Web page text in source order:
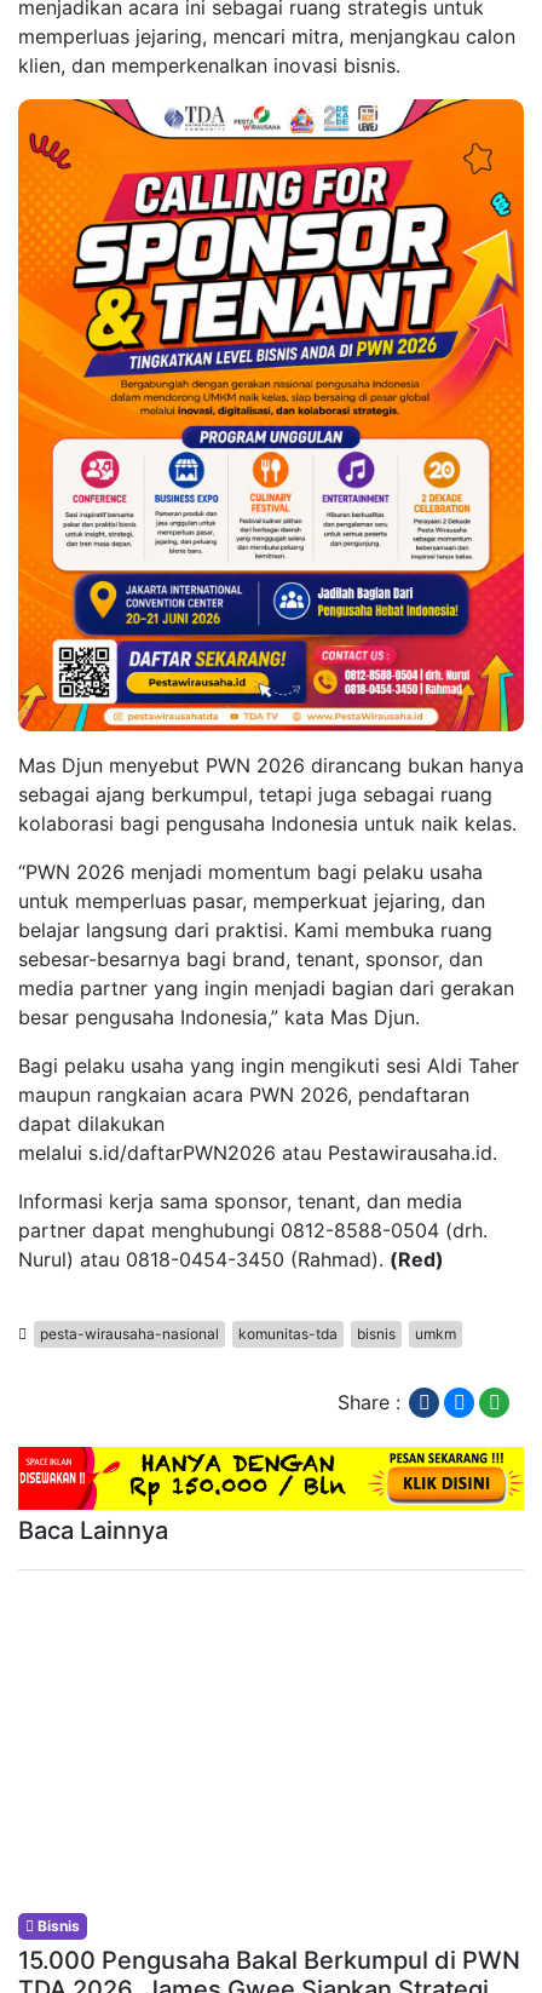
menjadikan acara ini sebagai ruang strategis untuk
memperluas jejaring, mencari mitra, menjangkau calon
klien, dan memperkenalkan inovasi bisnis.
Mas Djun menyebut PWN 2026 dirancang bukan hanya
sebagai ajang berkumpul, tetapi juga sebagai ruang
kolaborasi bagi pengusaha Indonesia untuk naik kelas.
“PWN 2026 menjadi momentum bagi pelaku usaha
untuk memperluas pasar, memperkuat jejaring, dan
belajar langsung dari praktisi. Kami membuka ruang
sebesar-besarnya bagi brand, tenant, sponsor, dan
media partner yang ingin menjadi bagian dari gerakan
besar pengusaha Indonesia,” kata Mas Djun.
Bagi pelaku usaha yang ingin mengikuti sesi Aldi Taher
maupun rangkaian acara PWN 2026, pendaftaran
dapat dilakukan
melalui s.id/daftarPWN2026 atau Pestawirausaha.id.
Informasi kerja sama sponsor, tenant, dan media
partner dapat menghubungi 0812-8588-0504 (drh.
Nurul) atau 0818-0454-3450 (Rahmad). (Red)
pesta-wirausaha-nasional komunitas-tda bisnis umkm
Share :
Baca Lainnya
Bisnis
15.000 Pengusaha Bakal Berkumpul di PWN